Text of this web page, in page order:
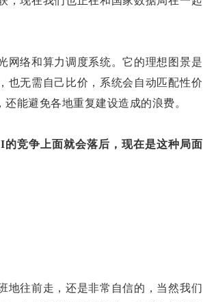
络和算力调度系统。它的理想图景是
也无需自己比价，系统会自动匹配性价
能避免各地重复建设造成的浪费。
竞争上面就会落后，现在是这种局面
地往前走，还是非常自信的，当然我们